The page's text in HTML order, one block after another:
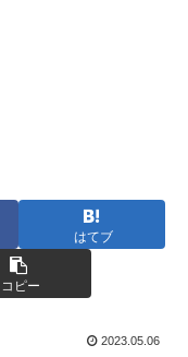
はてブ
コピー
2023.05.06